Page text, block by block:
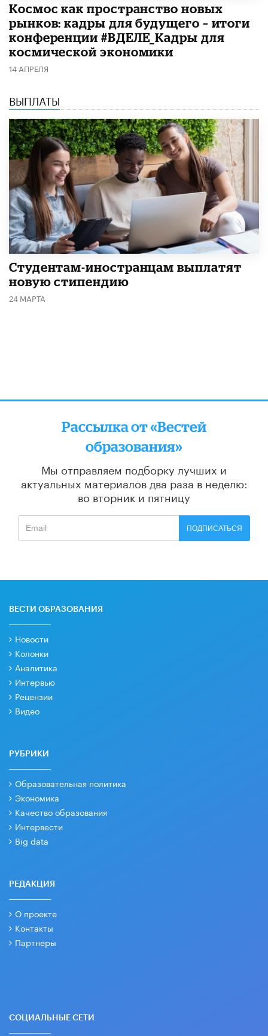
Космос как пространство новых
рынков: кадры для будущего – итоги
конференции #ВДЕЛЕ_Кадры для
космической экономики
14 АПРЕЛЯ
ВЫПЛАТЫ
Студентам-иностранцам выплатят
новую стипендию
24 МАРТА
Рассылка от «Вестей
образования»
Мы отправляем подборку лучших и
актуальных материалов два раза в неделю:
во вторник и пятницу
ПОДПИСАТЬСЯ
ВЕСТИ ОБРАЗОВАНИЯ
Новости
Колонки
Аналитика
Интервью
Рецензии
Видео
РУБРИКИ
Образовательная политика
Экономика
Качество образования
Интервести
Big data
РЕДАКЦИЯ
О проекте
Контакты
Партнеры
СОЦИАЛЬНЫЕ СЕТИ